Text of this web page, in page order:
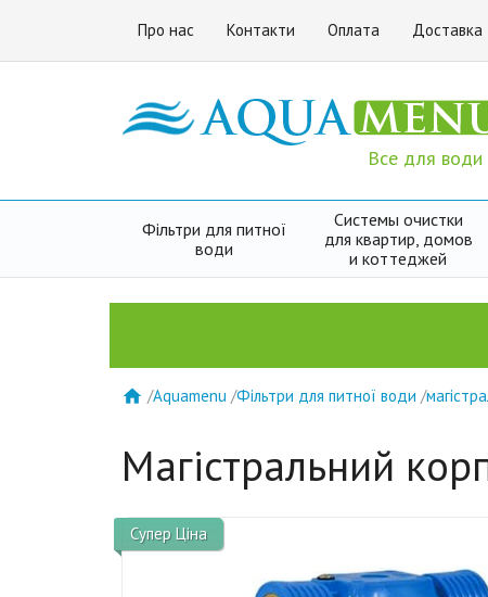
Про нас Контакти Оплата Доставка
Все для води
Фільтри для питної
води
Системы очистки
для квартир, домов
и коттеджей
 /Aquamenu /Фільтри для питної води /
Магістральний
Супер Ціна